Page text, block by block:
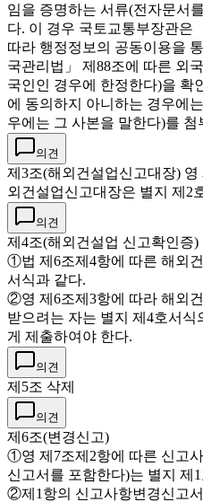
임을 증명하는 서류(전자문서
다. 이 경우 국토교통부장관은
따라 행정정보의 공동이용을
국관리법」 제88조에 따른 외
국인인 경우에 한정한다)을 확
에 동의하지 아니하는 경우에
우에는 그 사본을 말한다)를
의견
제3조(해외건설업신고대장)
외건설업신고대장은 별지 제2
의견
제4조(해외건설업 신고확인증)
①법 제6조제4항에 따른 해외
서식과 같다.
②영 제6조제3항에 따라 해외
받으려는 자는 별지 제4호서식
게 제출하여야 한다.
의견
제5조 삭제
의견
제6조(변경신고)
①영 제7조제2항에 따른 신고
신고서를 포함한다)는 별지 제
②제1항의 신고사항변경신고